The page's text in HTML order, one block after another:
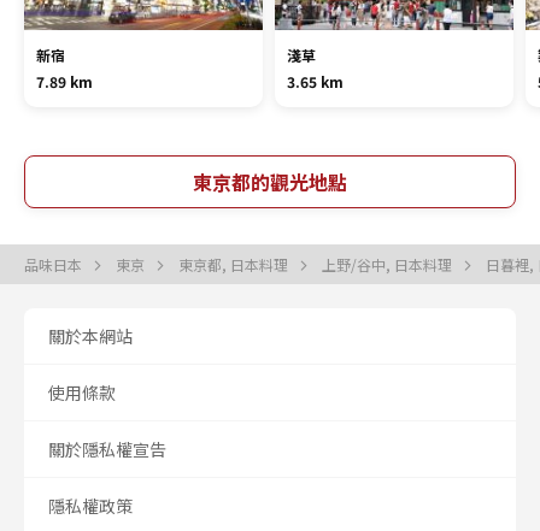
新宿
7.89 km
淺草
3.65 km
東京都的觀光地點
品味日本 東京 東京都, 日本料理 上野/谷中, 日本料理 日暮裡
關於本網站
使用條款
關於隱私權宣告
隱私權政策